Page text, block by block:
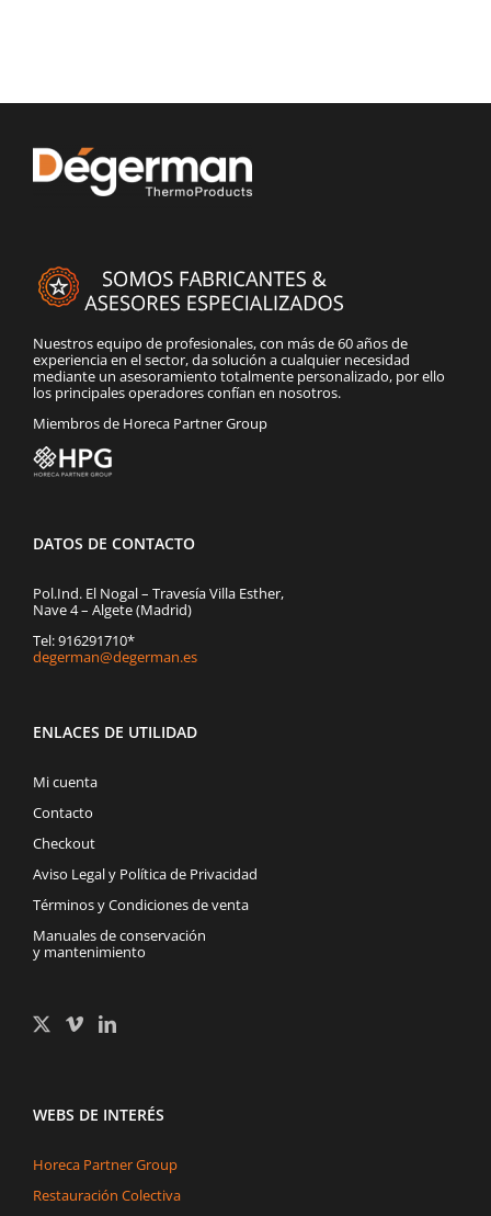
Nuestros equipo de profesionales, con más de 60 años de
experiencia en el sector, da solución a cualquier necesidad
mediante un asesoramiento totalmente personalizado, por ello
los principales operadores confían en nosotros.
Miembros de Horeca Partner Group
DATOS DE CONTACTO
Pol.Ind. El Nogal – Travesía Villa Esther,
Nave 4 – Algete (Madrid)
Tel: 916291710*
degerman@degerman.es
ENLACES DE UTILIDAD
Mi cuenta
Contacto
Checkout
Aviso Legal y Política de Privacidad
Términos y Condiciones de venta
Manuales de conservación
y mantenimiento
WEBS DE INTERÉS
Horeca Partner Group
Restauración Colectiva